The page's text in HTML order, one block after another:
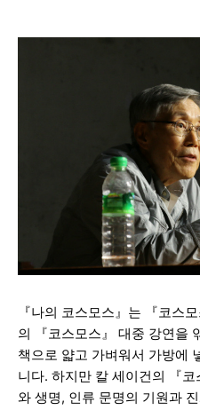
『나의 코스모스』는 『코스
의 『코스모스』 대중 강연을
책으로 얇고 가벼워서 가방에
니다. 하지만 칼 세이건의 『
와 생명, 인류 문명의 기원과